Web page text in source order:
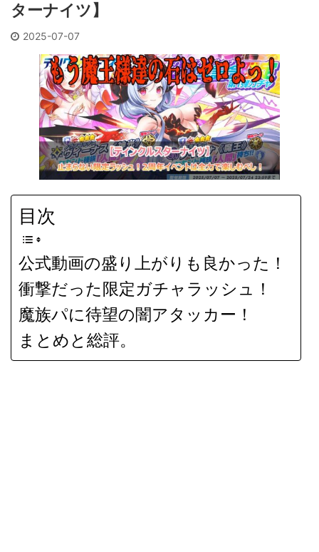
ターナイツ】
2025-07-07
目次
公式動画の盛り上がりも良かった！
衝撃だった限定ガチャラッシュ！
魔族パに待望の闇アタッカー！
まとめと総評。